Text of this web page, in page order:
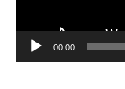
00:00